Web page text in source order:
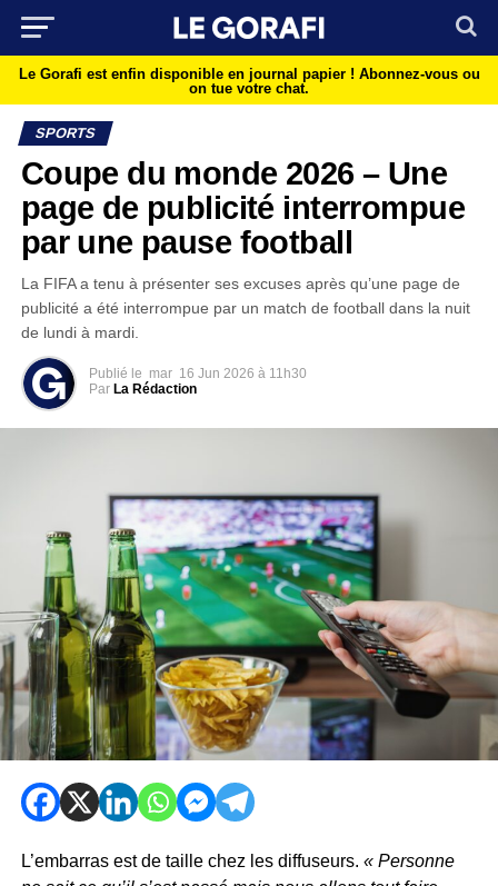
Le Gorafi est enfin disponible en journal papier ! Abonnez-vous ou
on tue votre chat.
SPORTS
Coupe du monde 2026 – Une
page de publicité interrompue
par une pause football
La FIFA a tenu à présenter ses excuses après qu’une page de
publicité a été interrompue par un match de football dans la nuit
de lundi à mardi.
Publié le mar 16 Jun 2026 à 11h30
Par La Rédaction
L’embarras est de taille chez les diffuseurs. « Personne